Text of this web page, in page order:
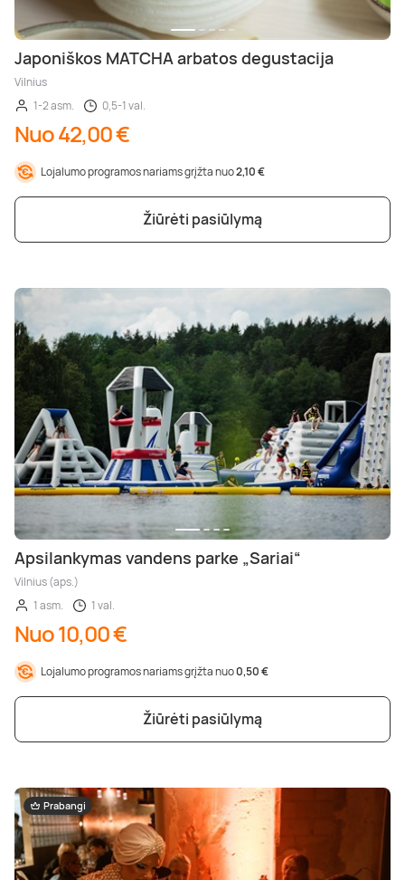
Japoniškos MATCHA arbatos degustacija
Vilnius
1-2 asm.
0,5-1 val.
Nuo 42,00 €
Lojalumo programos nariams grįžta nuo2,10 €
Žiūrėti pasiūlymą
Apsilankymas vandens parke „Sariai“
Vilnius (aps.)
1 asm.
1 val.
Nuo 10,00 €
Lojalumo programos nariams grįžta nuo0,50 €
Žiūrėti pasiūlymą
Prabangi